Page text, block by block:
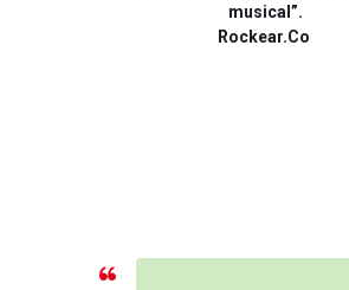
musical”.
Rockear.Co